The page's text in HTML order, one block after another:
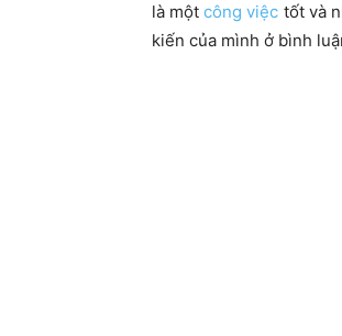
là mộtcông việc tốt và
kiến của mình ở bình